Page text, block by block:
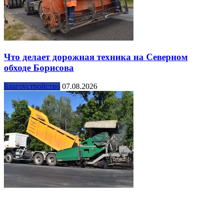
Что делает дорожная техника на Северном
обходе Борисова
Благоустройство 07.08.2026